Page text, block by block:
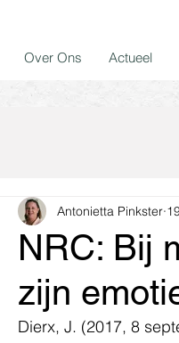
Over Ons Actueel
NRC: Bij
zijn
Antonietta Pinkster
Dierx, J. (2017, 8